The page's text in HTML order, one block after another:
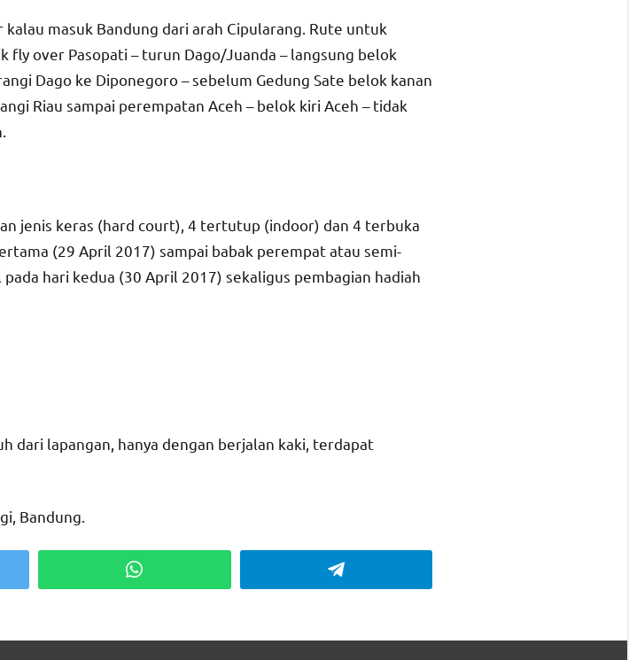
masuk Bandung dari arah Cipularang. Rute untuk
fly over Pasopati – turun Dago/Juanda – langsung belok
Dago ke Diponegoro – sebelum Gedung Sate belok kanan
Riau sampai perempatan Aceh – belok kiri Aceh – tidak
jenis keras (hard court), 4 tertutup (indoor) dan 4 terbuka
(29 April 2017) sampai babak perempat atau semi-
hari kedua (30 April 2017) sekaligus pembagian hadiah
dari lapangan, hanya dengan berjalan kaki, terdapat
Bandung.
WhatsApp Telegram